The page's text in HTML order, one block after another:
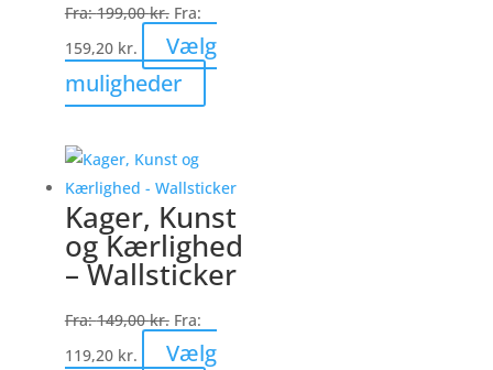
Fra:199,00kr. Fra:
159,20 kr.
Vælg
muligheder
vare
varianter.
Mulighederne
kan
vælges
varesiden
Kager, Kunst
og Kærlighed
– Wallsticker
Fra:149,00kr. Fra:
119,20 kr.
Vælg